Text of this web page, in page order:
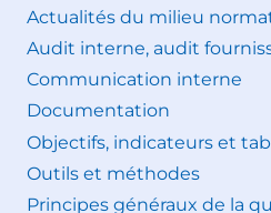
Actualités du milieu
Audit interne, audit
Communication interne
Documentation
Objectifs, indicateurs et
Outils et méthodes
Principes généraux de la